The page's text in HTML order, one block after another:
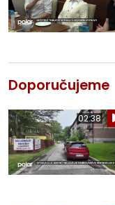
Doporučujeme
02:38